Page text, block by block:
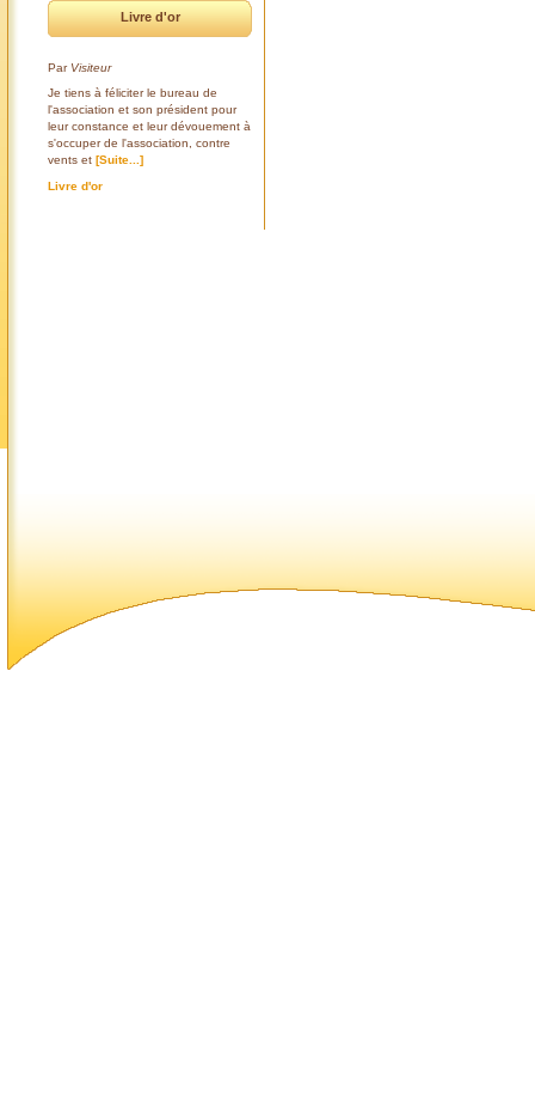
Livre d'or
Par Visiteur
Je tiens à féliciter le bureau de
l'association et son président pour
leur constance et leur dévouement à
s'occuper de l'association, contre
vents et [Suite...]
Livre d'or